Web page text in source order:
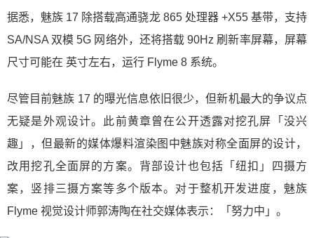
据悉，魅族 17 除搭载高通骁龙 865 处理器 +X55 基带，支持
SA/NSA 双模 5G 网络外，还将搭载 90Hz 刷新率屏幕，屏幕
尺寸可能在 英寸左右，运行 Flyme 8 系统。
尽管目前魅族 17 的曝光信息依旧很少，但新机最大的争议点
无疑是外观设计。此前黄章曾在公开透露对挖孔屏「没兴
趣」，但最新的媒体爆料渲染图中魅族对称全面屏的设计，
改用挖孔全面屏的方案。背部设计也包括「纽扣」四摄方
案，竖排三摄方案等多个版本。对于整机开发进度，魅族
Flyme 视觉设计师郭涛陶在社交媒体表示：「努力中」。